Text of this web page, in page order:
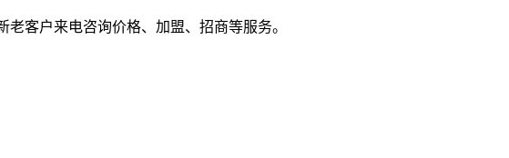
老客户来电咨询价格、加盟、招商等服务。